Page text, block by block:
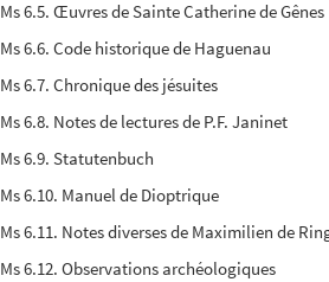
Ms 6.5. Œuvres de Sainte Catherine de Gênes
Ms 6.6. Code historique de Haguenau
Ms 6.7. Chronique des jésuites
Ms 6.8. Notes de lectures de P.F. Janinet
Ms 6.9. Statutenbuch
Ms 6.10. Manuel de Dioptrique
Ms 6.11. Notes diverses de Maximilien de
Ms 6.12. Observations archéologiques